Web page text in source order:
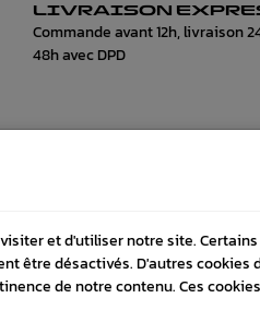
LIVRAISON
Commande avant 12h, livraison
48h avec DPD
et d'utiliser notre site.
être désactivés. D'autres cookies
de notre contenu. Ces